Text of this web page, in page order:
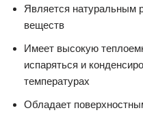
Является натуральным
веществ
Имеет высокую
испаряться и
температурах
Обладает